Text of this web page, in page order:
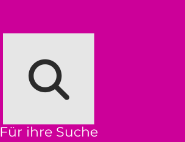
Für ihre Suche